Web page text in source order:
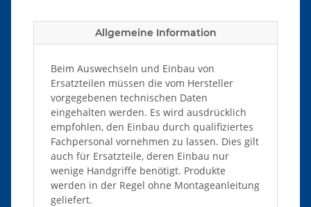
Allgemeine Information
Beim Auswechseln und Einbau von
Ersatzteilen müssen die vom Hersteller
vorgegebenen technischen Daten
eingehalten werden. Es wird ausdrücklich
empfohlen, den Einbau durch qualifiziertes
Fachpersonal vornehmen zu lassen. Dies gilt
auch für Ersatzteile, deren Einbau nur
wenige Handgriffe benötigt. Produkte
werden in der Regel ohne Montageanleitung
geliefert.